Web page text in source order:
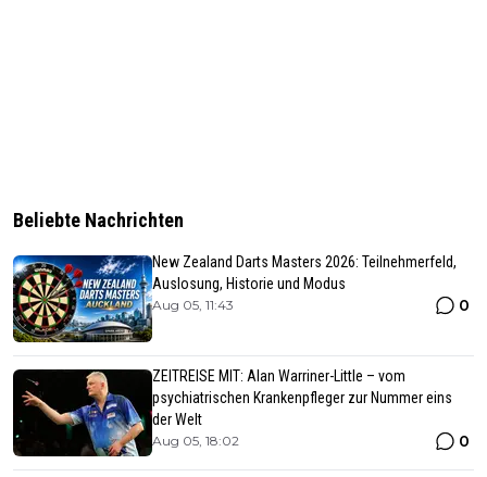
Beliebte Nachrichten
New Zealand Darts Masters 2026: Teilnehmerfeld,
Auslosung, Historie und Modus
Aug 05, 11:43 0
ZEITREISE MIT: Alan Warriner-Little – vom
psychiatrischen Krankenpfleger zur Nummer eins
der Welt
Aug 05, 18:02 0